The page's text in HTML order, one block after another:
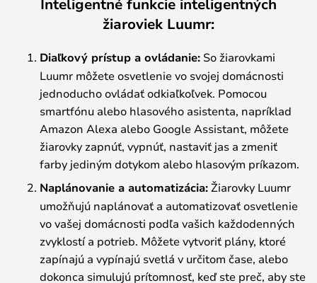
Inteligentné funkcie inteligentných
žiaroviek Luumr:
Diaľkový prístup a ovládanie: So žiarovkami
Luumr môžete osvetlenie vo svojej domácnosti
jednoducho ovládať odkiaľkoľvek. Pomocou
smartfónu alebo hlasového asistenta, napríklad
Amazon Alexa alebo Google Assistant, môžete
žiarovky zapnúť, vypnúť, nastaviť jas a zmeniť
farby jediným dotykom alebo hlasovým príkazom.
Naplánovanie a automatizácia:Žiarovky Luumr
umožňujú naplánovať a automatizovať osvetlenie
vo vašej domácnosti podľa vašich každodenných
zvyklostí a potrieb. Môžete vytvoriť plány, ktoré
zapínajú a vypínajú svetlá v určitom čase, alebo
dokonca simulujú prítomnosť, keď ste preč, aby ste